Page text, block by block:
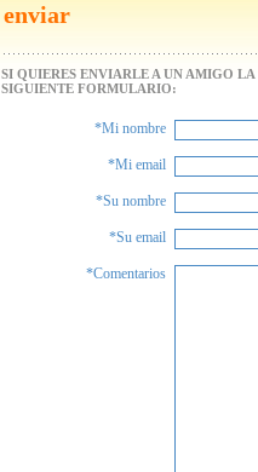
enviar
SI QUIERES ENVIARLE A UN AMIGO
SIGUIENTE FORMULARIO:
*Mi nombre
*Mi email
*Su nombre
*Su email
*Comentarios